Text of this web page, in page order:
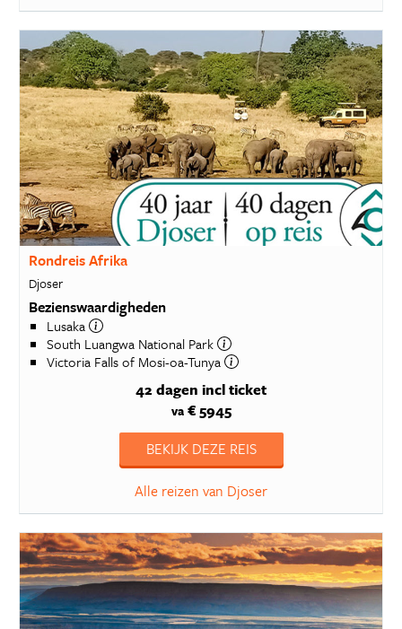
Rondreis Afrika
Djoser
Bezienswaardigheden
Lusaka
South Luangwa National Park
Victoria Falls of Mosi-oa-Tunya
42 dagen incl ticket
va€ 5945
BEKIJK DEZE REIS
Alle reizen van Djoser